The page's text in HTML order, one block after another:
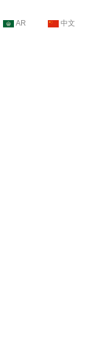
AR 中文